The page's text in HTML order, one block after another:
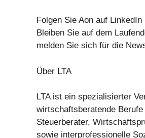
Folgen Sie Aon auf
Bleiben Sie auf dem
melden Sie sich für die
Über LTA
LTA ist ein spezialisierter
wirtschaftsberatende
Steuerberater,
sowie interprofessionelle